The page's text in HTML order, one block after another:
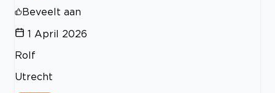
Beveelt aan
1 April 2026
Rolf
Utrecht